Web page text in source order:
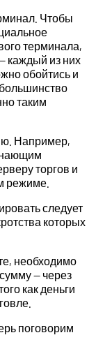
Чтобы
терминала,
каждый из них
обойтись и
таким
Например,
торгов и
режиме.
следует
которых
необходимо
— через
как деньги
поговорим